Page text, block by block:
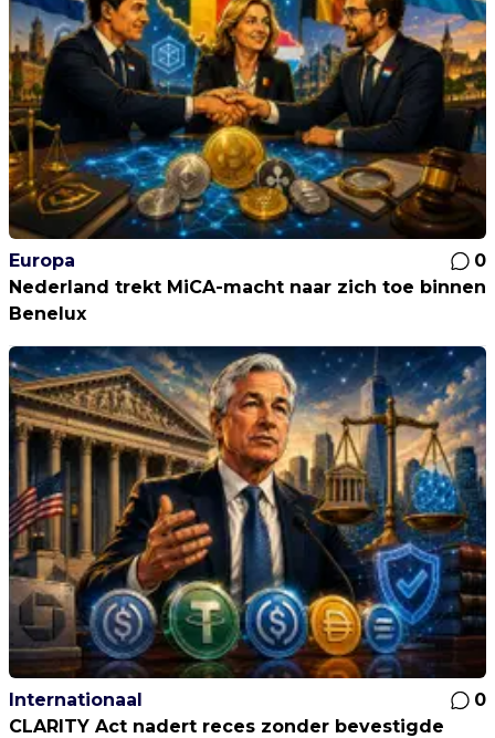
Europa
0
Nederland trekt MiCA-macht naar zich toe binnen
Benelux
Internationaal
0
CLARITY Act nadert reces zonder bevestigde